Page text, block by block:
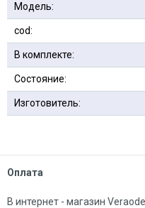
Модель:
сod:
В комплекте:
Состояние:
Изготовитель:
Оплата
В интернет - магазин